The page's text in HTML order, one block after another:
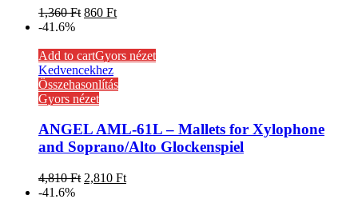
1,360Ft 860 Ft
-41.6%
Add to cartGyors nézet
Kedvencekhez
Összehasonlítás
Gyors nézet
ANGEL AML-61L – Mallets for Xylophone
and Soprano/Alto Glockenspiel
4,810Ft 2,810 Ft
-41.6%